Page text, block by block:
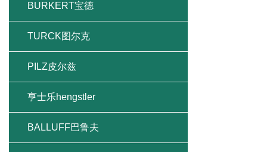
BURKERT宝德
TURCK图尔克
PILZ皮尔兹
亨士乐hengstler
BALLUFF巴鲁夫